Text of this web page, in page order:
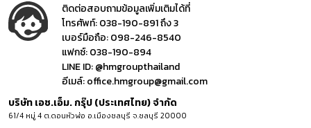
ติดต่อสอบถามข้อมูลเพิ่มเติมได้ที่
โทรศัพท์:038-190-891 ถึง 3
เบอร์มือถือ:098-246-8540
แฟกซ์:038-190-894
LINE ID:@hmgroupthailand
อีเมล์:office.hmgroup@gmail.com
บริษัท เอช.เอ็ม. กรุ๊ป (ประเทศไทย) จำกัด
61/4 หมู่ 4 ต.ดอนหัวฬ่อ อ.เมืองชลบุรี จ.ชลบุรี 20000